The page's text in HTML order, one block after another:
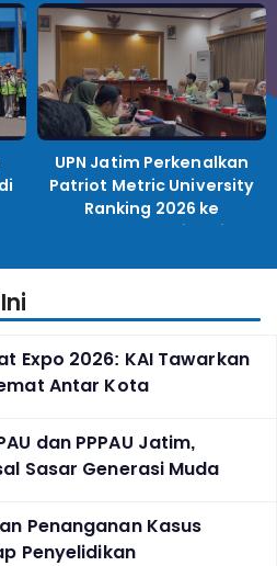
UPN Jatim Perkenalkan
Patriot Metric University
Ranking 2026 ke
Perguruan Tinggi
Expo 2026: KAI Tawarkan
Antar Kota
dan PPPAU Jatim,
Sasar Generasi Muda
Penanganan Kasus
Penyelidikan